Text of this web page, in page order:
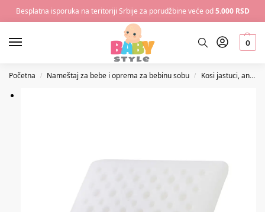
Besplatna isporuka na teritoriji Srbije za porudžbine veće od5.000 RSD
0
Početna / Nameštaj za bebe i oprema za bebinu sobu / Kosi jastuci, anatomski jastuci za bebe i ostalo